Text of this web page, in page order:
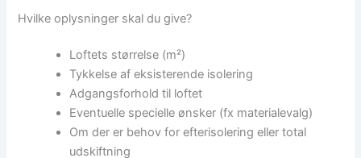
Hvilke oplysninger skal du give?
Loftets størrelse (m²)
Tykkelse af eksisterende isolering
Adgangsforhold til loftet
Eventuelle specielle ønsker (fx materialevalg)
Om der er behov for efterisolering eller total
udskiftning